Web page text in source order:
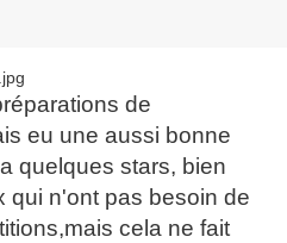
de
eu une aussi bonne
quelques stars, bien
qui n'ont pas besoin de
cela ne fait